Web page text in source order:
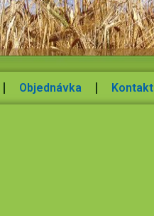
Objednávka Kontakt